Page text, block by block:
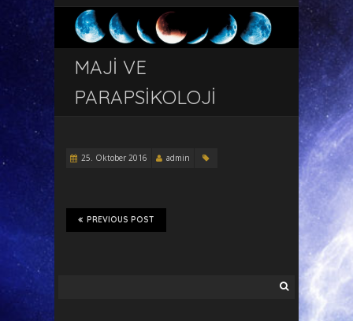
MAJİ VE
PARAPSİKOLOJİ
25. Oktober 2016 admin
PREVIOUS POST